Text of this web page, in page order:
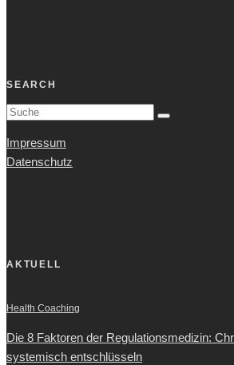
SEARCH
Impressum
Datenschutz
AKTUELL
Health Coaching
Die 8 Faktoren der Regulationsmedizin:
systemisch entschlüsseln